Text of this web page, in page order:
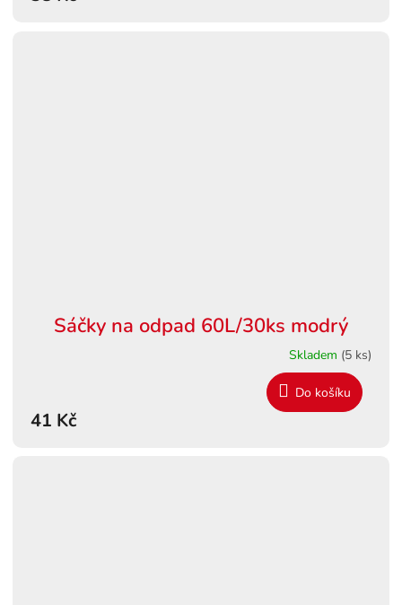
Sáčky na odpad 60L/30ks modrý
Skladem (5 ks)
41 Kč
Do košíku